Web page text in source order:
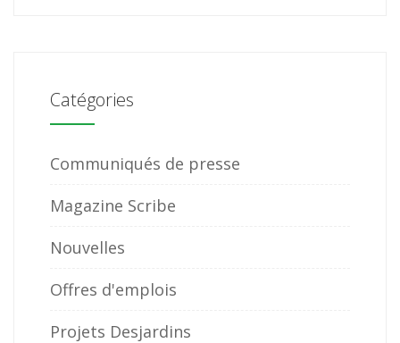
Catégories
Communiqués de presse
Magazine Scribe
Nouvelles
Offres d'emplois
Projets Desjardins